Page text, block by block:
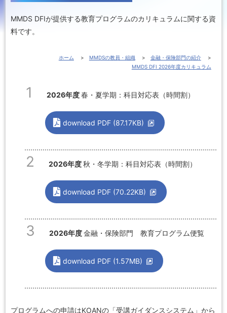
MMDS DFIが提供する教育プログラムのカリキュラムに関する資
料です。
ホーム MMDSの教員・組織
金融・保険部門の紹介
MMDS DFI 2026年度カリキュラム
2026年度春・夏学期：科目対応表（時間割）
download PDF (87.17KB)
2026年度秋・冬学期：科目対応表（時間割）
download PDF (70.22KB)
2026年度金融・保険部門 教育プログラム便覧
download PDF (1.57MB)
プログラムへの申請はKOANの「受講ガイダンスシステム」から